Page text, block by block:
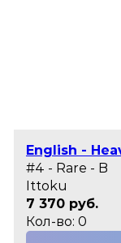
English -
#4 - Rare - B
Ittoku
7 370 руб.
Кол-во: 0